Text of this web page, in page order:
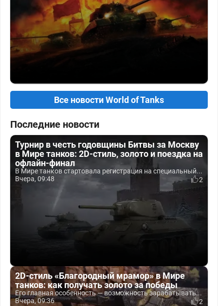
Все новости World of Tanks
Последние новости
Турнир в честь годовщины Битвы за Москву
в Мире танков: 2D-стиль, золото и поездка на
офлайн-финал
В Мире танков стартовала регистрация на специальный...
Вчера, 09:48
2
2D-стиль «Благородный мрамор» в Мире
танков: как получать золото за победы
Его главная особенность — возможность зарабатывать...
Вчера, 09:36
2